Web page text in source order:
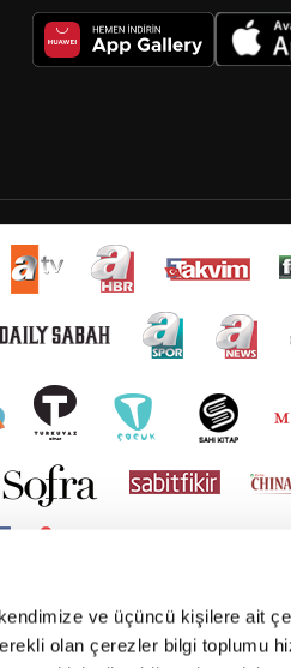
ve üçüncü kişilere ait
olan çerezler bilgi toplumu